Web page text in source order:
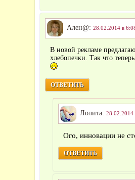
Ален@: 28.02.2014 в
В новой рекламе
хлебопечки. Так что
ОТВЕТИТЬ
Лолита: 28.02.2014
Ого, инновации не
ОТВЕТИТЬ